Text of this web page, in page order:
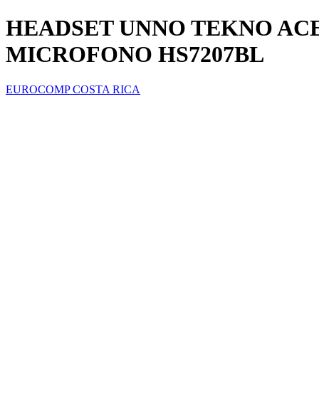
HEADSET UNNO TEKNO
MICROFONO HS7207BL
EUROCOMP COSTA RICA